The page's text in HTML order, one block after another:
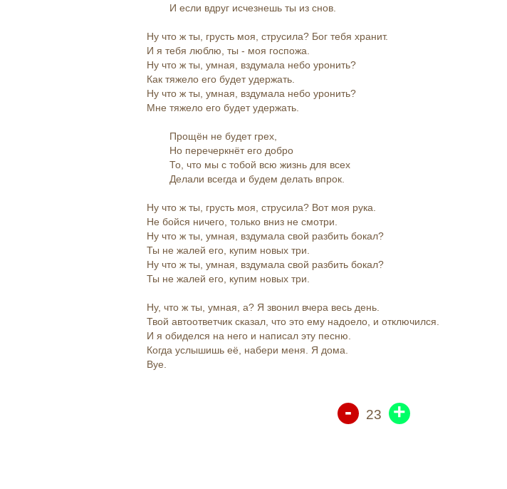
И если вдруг исчезнешь ты из снов.
Ну что ж ты, грусть моя, струсила? Бог тебя хранит.
И я тебя люблю, ты - моя госпожа.
Ну что ж ты, умная, вздумала небо уронить?
Как тяжело его будет удержать.
Ну что ж ты, умная, вздумала небо уронить?
Мне тяжело его будет удержать.
Прощён не будет грех,
Но перечеркнёт его добро
То, что мы с тобой всю жизнь для всех
Делали всегда и будем делать впрок.
Ну что ж ты, грусть моя, струсила? Вот моя рука.
Не бойся ничего, только вниз не смотри.
Ну что ж ты, умная, вздумала свой разбить бокал?
Ты не жалей его, купим новых три.
Ну что ж ты, умная, вздумала свой разбить бокал?
Ты не жалей его, купим новых три.
Ну, что ж ты, умная, а? Я звонил вчера весь день.
Твой автоответчик сказал, что это ему надоело, и отключился.
И я обиделся на него и написал эту песню.
Когда услышишь её, набери меня. Я дома.
Bye.
- 23 +